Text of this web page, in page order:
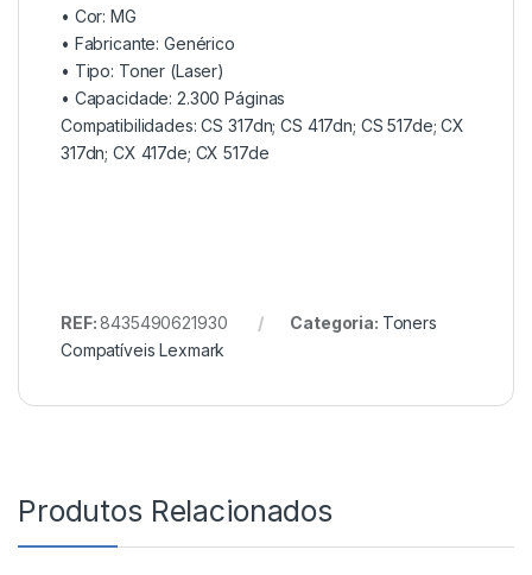
• Cor:MG
• Fabricante:Genérico
• Tipo: Toner (Laser)
• Capacidade:2.300 Páginas
Compatibilidades: CS 317dn; CS 417dn; CS 517de; CX
317dn; CX 417de; CX 517de
REF:8435490621930 Categoria: Toners
Compatíveis Lexmark
Produtos Relacionados